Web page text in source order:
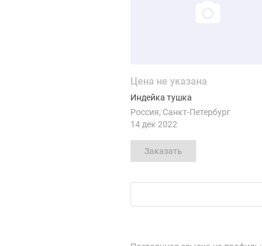
Цена не указана
Индейка тушка
Россия Санкт-Петербург
14 дек 2022
Заказать
Смотреть объявление